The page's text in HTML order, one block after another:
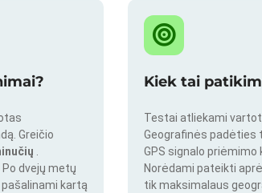
Greičio
dvejų metų
kartą
Kiek tai
Testai atliekami
Geografinės padėties
GPS signalo priėmimo
Norėdami pateikti
tik maksimalaus